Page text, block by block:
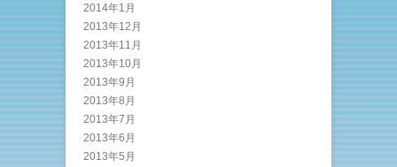
2014年1月
2013年12月
2013年11月
2013年10月
2013年9月
2013年8月
2013年7月
2013年6月
2013年5月